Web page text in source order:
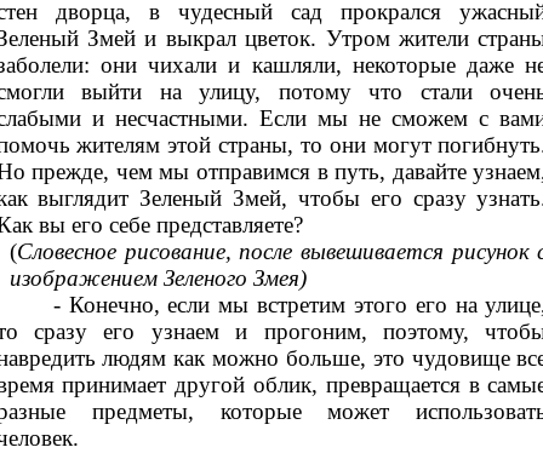
дворца, в чудесный сад прокрался
Змей и выкрал цветок. Утром жители
они чихали и кашляли, некоторые даже
выйти на улицу, потому что стали
и несчастными. Если мы не сможем с
жителям этой страны, то они могут
прежде, чем мы отправимся в путь, давайте
выглядит Зеленый Змей, чтобы его сразу
вы его себе представляете?
(Словесное рисование, после вывешивается рисунок
изображением Зеленого Змея)
- Конечно, если мы встретим этого его на
сразу его узнаем и прогоним, поэтому,
людям как можно больше, это чудовище
принимает другой облик, превращается в
предметы, которые может